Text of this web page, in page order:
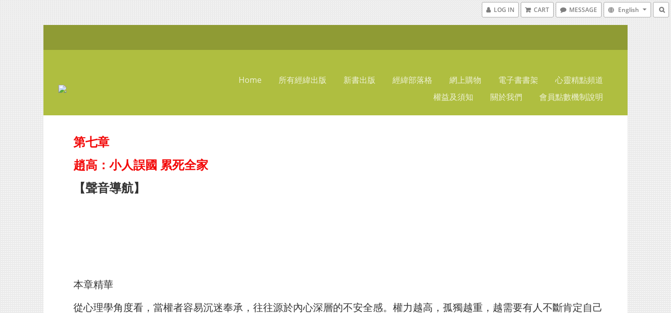
LOG IN CART MESSAGE English
Home 所有經緯出版 新書出版 經緯部落格 網上購物 電子書書架
心靈精點頻道
權益及須知
關於我們 會員點數機制說明
第七章
趙高：小人誤國 累死全家
【聲音導航】
本章精華
從心理學角度看，當權者容易沉迷奉承，往往源於內心深層的不安全感。權力越高，孤獨越重，越需要有人不斷肯定自己